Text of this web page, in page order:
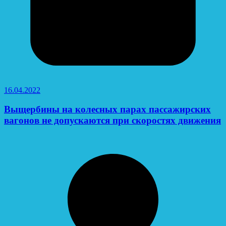
16.04.2022
Выщербины на колесных парах пассажирских
вагонов не допускаются при скоростях движения